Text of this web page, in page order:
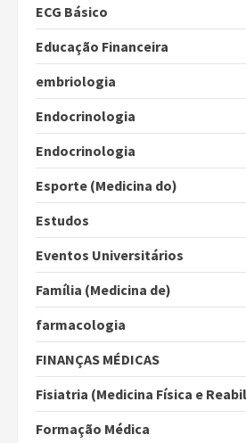
ECG Básico
Educação Financeira
embriologia
Endocrinologia
Endocrinologia
Esporte (Medicina do)
Estudos
Eventos Universitários
Família (Medicina de)
farmacologia
FINANÇAS MÉDICAS
Fisiatria (Medicina Física e
Formação Médica